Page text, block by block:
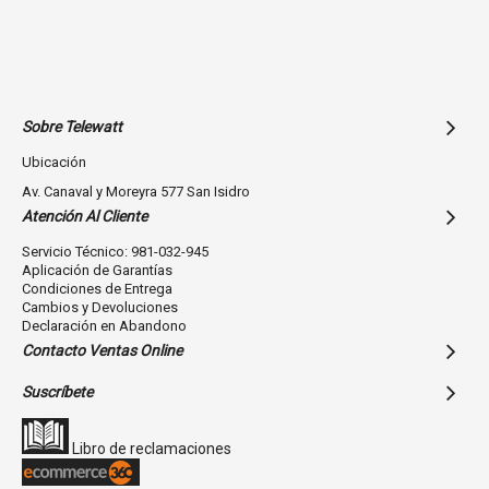
apagado)
Fuente de alimentación
Batería AAA (DC 1.5V) x1
Duración de la batería (aprox.)
100 horas (con batería alcalina AAA)
3,94 pies (1,2 m)
Sobre Telewatt
Ubicación
Av. Canaval y Moreyra 577 San Isidro
Atención Al Cliente
Servicio Técnico: 981-032-945
Aplicación de Garantías
Condiciones de Entrega
Cambios y Devoluciones
Declaración en Abandono
Contacto Ventas Online
Suscríbete
Libro de reclamaciones